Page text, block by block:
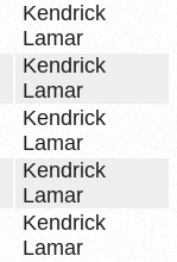
Kendrick
Lamar
Kendrick
Lamar
Kendrick
Lamar
Kendrick
Lamar
Kendrick
Lamar